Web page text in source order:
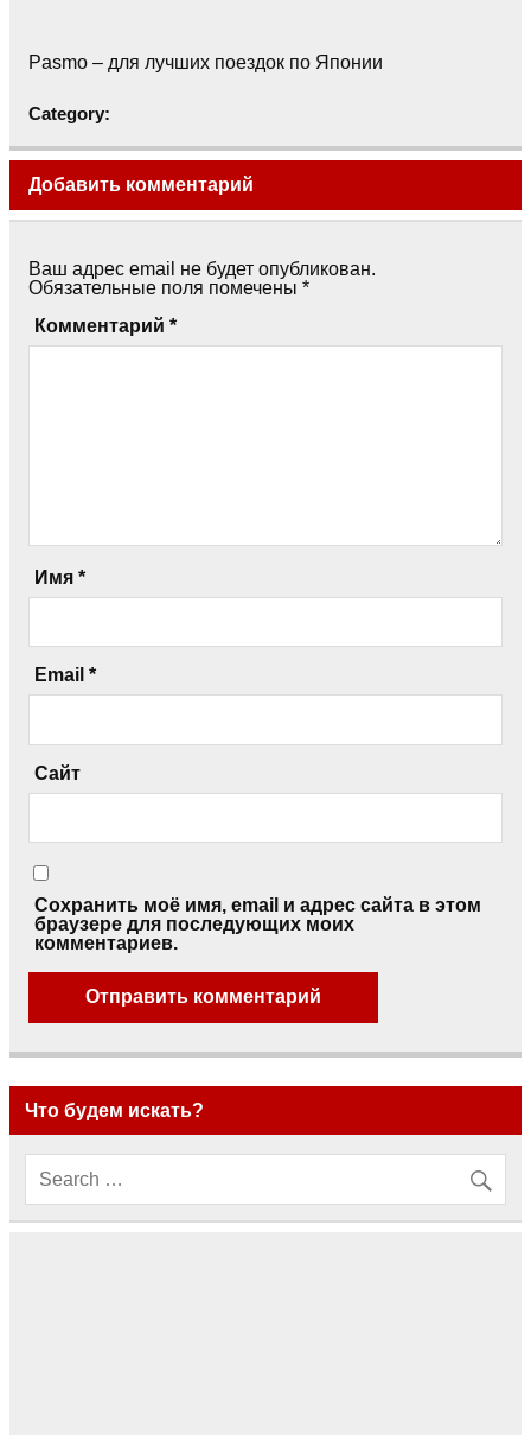
Pasmo – для лучших поездок по Японии
Category:
Добавить комментарий
Ваш адрес email не будет опубликован.
Обязательные поля помечены *
Комментарий *
Имя *
Email *
Сайт
Сохранить моё имя, email и адрес сайта в этом
браузере для последующих моих
комментариев.
Что будем искать?